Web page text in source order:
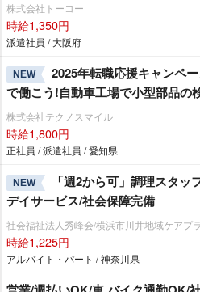
株式会社トーコー
時給1,350円
派遣社員 / 大阪府
NEW
2025年転職応援キャンペ
で働こう!自動車工場で小型部品の
株式会社テクノスマイル
時給1,800円
正社員 / 派遣社員 / 愛知県
NEW
「週2から可」調理スタ
デイサービス/社会保障完備
社会福祉法人秀峰会/横浜市川井地域ケアプ
時給1,225円
アルバイト・パート / 神奈川県